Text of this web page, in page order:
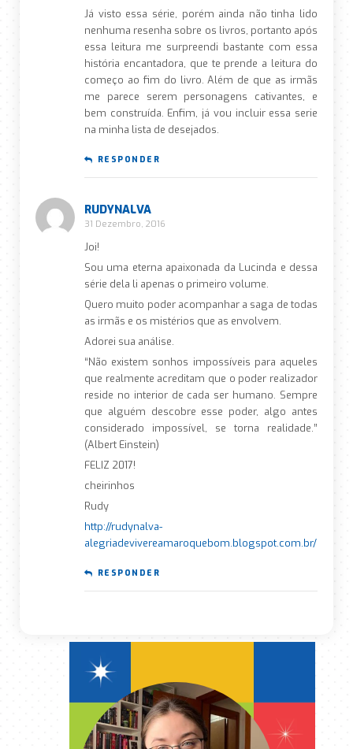
Já visto essa série, porém ainda não tinha lido
nenhuma resenha sobre os livros, portanto após
essa leitura me surpreendi bastante com essa
história encantadora, que te prende a leitura do
começo ao fim do livro. Além de que as irmãs
me parece serem personagens cativantes, e
bem construída. Enfim, já vou incluir essa serie
na minha lista de desejados.
RESPONDER
RUDYNALVA
31 Dezembro, 2016
Joi!
Sou uma eterna apaixonada da Lucinda e dessa
série dela li apenas o primeiro volume.
Quero muito poder acompanhar a saga de todas
as irmãs e os mistérios que as envolvem.
Adorei sua análise.
“Não existem sonhos impossíveis para aqueles
que realmente acreditam que o poder realizador
reside no interior de cada ser humano. Sempre
que alguém descobre esse poder, algo antes
considerado impossível, se torna realidade.”
(Albert Einstein)
FELIZ 2017!
cheirinhos
Rudy
http://rudynalva-
alegriadevivereamaroquebom.blogspot.com.br/
RESPONDER